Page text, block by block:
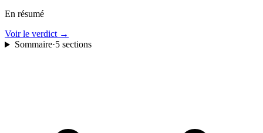
En résumé
Voir le verdict →
Sommaire·5sections